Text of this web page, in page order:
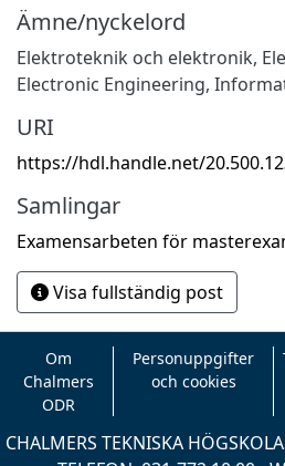
Ämne/nyckelord
Elektroteknik och elektronik,
Electronic Engineering,
URI
https://hdl.handle.net/
Samlingar
Examensarbeten för
Visa fullständig post
Om
Chalmers
ODR
Personuppgifter
och cookies
CHALMERS TEKNISKA